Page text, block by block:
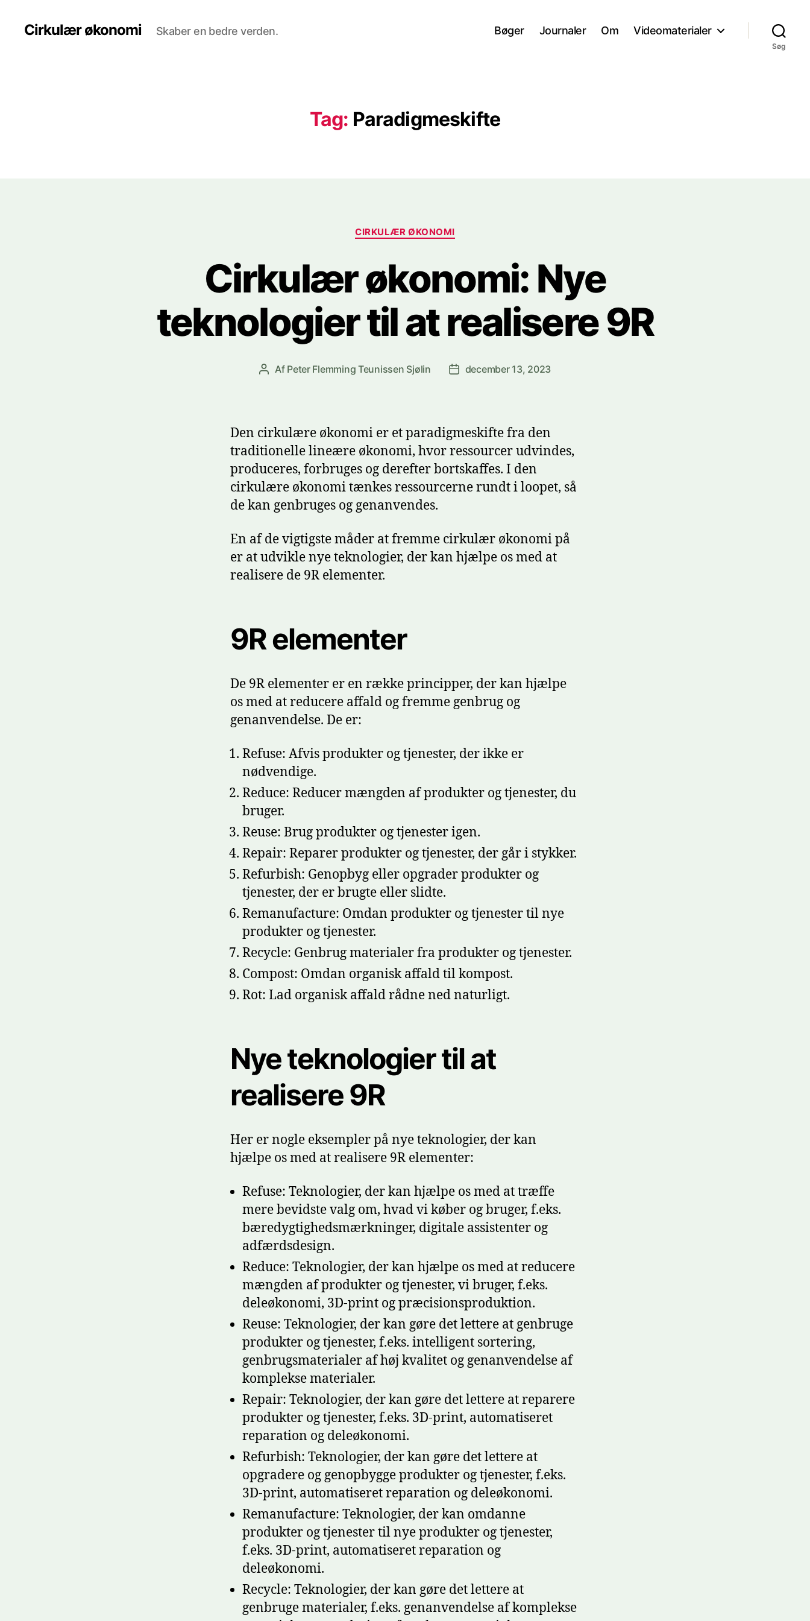
Cirkulær økonomi Skaber en bedre verden. Bøger Journaler Om Videomaterialer
Søg
Tag: Paradigmeskifte
Kategorier
CIRKULÆR ØKONOMI
Cirkulær økonomi: Nye
teknologier til at realisere 9R
Indlægsforfatter
Af Peter Flemming Teunissen Sjølin Indlægsdato
december 13, 2023
Den cirkulære økonomi er et paradigmeskifte fra den
traditionelle lineære økonomi, hvor ressourcer udvindes,
produceres, forbruges og derefter bortskaffes. I den
cirkulære økonomi tænkes ressourcerne rundt i loopet, så
de kan genbruges og genanvendes.
En af de vigtigste måder at fremme cirkulær økonomi på
er at udvikle nye teknologier, der kan hjælpe os med at
realisere de 9R elementer.
9R elementer
De 9R elementer er en række principper, der kan hjælpe
os med at reducere affald og fremme genbrug og
genanvendelse. De er:
Refuse: Afvis produkter og tjenester, der ikke er
nødvendige.
Reduce: Reducer mængden af produkter og tjenester, du
bruger.
Reuse: Brug produkter og tjenester igen.
Repair: Reparer produkter og tjenester, der går i stykker.
Refurbish: Genopbyg eller opgrader produkter og
tjenester, der er brugte eller slidte.
Remanufacture: Omdan produkter og tjenester til nye
produkter og tjenester.
Recycle: Genbrug materialer fra produkter og tjenester.
Compost: Omdan organisk affald til kompost.
Rot: Lad organisk affald rådne ned naturligt.
Nye teknologier til at
realisere 9R
Her er nogle eksempler på nye teknologier, der kan
hjælpe os med at realisere 9R elementer:
Refuse: Teknologier, der kan hjælpe os med at træffe
mere bevidste valg om, hvad vi køber og bruger, f.eks.
bæredygtighedsmærkninger, digitale assistenter og
adfærdsdesign.
Reduce: Teknologier, der kan hjælpe os med at reducere
mængden af produkter og tjenester, vi bruger, f.eks.
deleøkonomi, 3D-print og præcisionsproduktion.
Reuse: Teknologier, der kan gøre det lettere at genbruge
produkter og tjenester, f.eks. intelligent sortering,
genbrugsmaterialer af høj kvalitet og genanvendelse af
komplekse materialer.
Repair: Teknologier, der kan gøre det lettere at reparere
produkter og tjenester, f.eks. 3D-print, automatiseret
reparation og deleøkonomi.
Refurbish: Teknologier, der kan gøre det lettere at
opgradere og genopbygge produkter og tjenester, f.eks.
3D-print, automatiseret reparation og deleøkonomi.
Remanufacture: Teknologier, der kan omdanne
produkter og tjenester til nye produkter og tjenester,
f.eks. 3D-print, automatiseret reparation og
deleøkonomi.
Recycle: Teknologier, der kan gøre det lettere at
genbruge materialer, f.eks. genanvendelse af komplekse